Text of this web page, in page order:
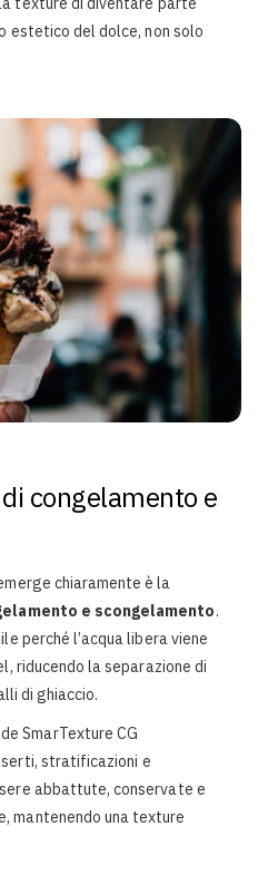
del dolce, non solo
congelamento e
chiaramente è la
e scongelamento.
perché l’acqua libera viene
riducendo la separazione di
di ghiaccio.
SmarTexture CG
stratificazioni e
abbattute, conservate e
mantenendo una texture